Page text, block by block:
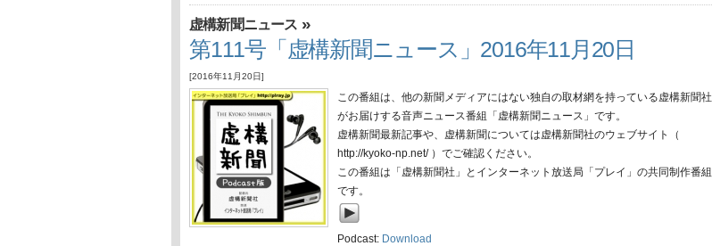
虚構新聞ニュース »
第111号「虚構新聞ニュース」2016年11月20日
[2016年11月20日]
この番組は、他の新聞メディアにはない独自の取材網を持っている虚構新聞社
がお届けする音声ニュース番組「虚構新聞ニュース」です。
虚構新聞最新記事や、虚構新聞については虚構新聞社のウェブサイト（
http://kyoko-np.net/ ）でご確認ください。
この番組は「虚構新聞社」とインターネット放送局「プレイ」の共同制作番組
です。
Podcast: Download